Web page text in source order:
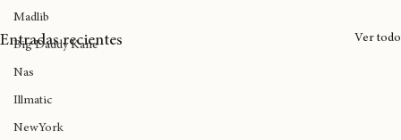
Rapsody
Madlib
Big Daddy Kane
Nas
Illmatic